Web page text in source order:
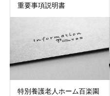
重要事項説明書
特別養護老人ホーム百楽園